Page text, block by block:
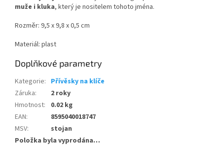
muže i kluka, který je nositelem tohoto jména.
Rozměr: 9,5 x 9,8 x 0,5 cm
Materiál: plast
Doplňkové parametry
Kategorie: Přívěsky na klíče
Záruka:
2 roky
Hmotnost:
0.02 kg
EAN:
8595040018747
MSV:
stojan
Položka byla vyprodána…